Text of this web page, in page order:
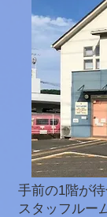
手前の1階が
スタッフルー